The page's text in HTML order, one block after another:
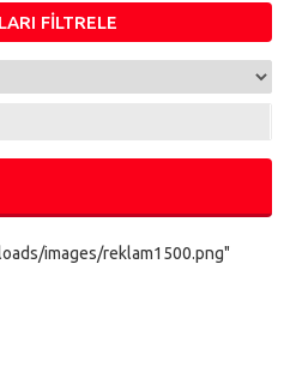
FİLTRELE
images/reklam1500.png"